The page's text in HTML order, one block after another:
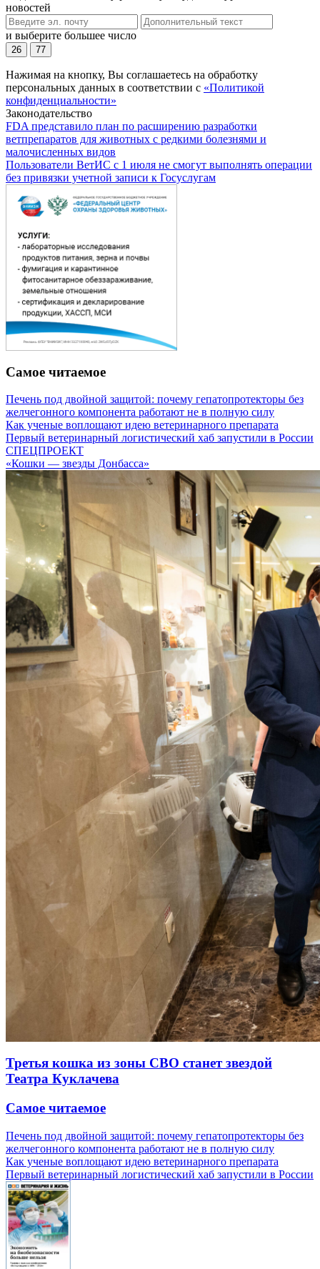
новостей
и выберите большее число
26 77
Нажимая на кнопку, Вы соглашаетесь на обработку
персональных данных в соответствии с «Политикой
конфиденциальности»
Законодательство
FDA представило план по расширению разработки
ветпрепаратов для животных с редкими болезнями и
малочисленных видов
Пользователи ВетИС с 1 июля не смогут выполнять операции
без привязки учетной записи к Госуслугам
Самое читаемое
Печень под двойной защитой: почему гепатопротекторы без
желчегонного компонента работают не в полную силу
Как ученые воплощают идею ветеринарного препарата
Первый ветеринарный логистический хаб запустили в России
СПЕЦПРОЕКТ
«Кошки — звезды Донбасса»
Третья кошка из зоны СВО станет звездой
Театра Куклачева
Самое читаемое
Печень под двойной защитой: почему гепатопротекторы без
желчегонного компонента работают не в полную силу
Как ученые воплощают идею ветеринарного препарата
Первый ветеринарный логистический хаб запустили в России